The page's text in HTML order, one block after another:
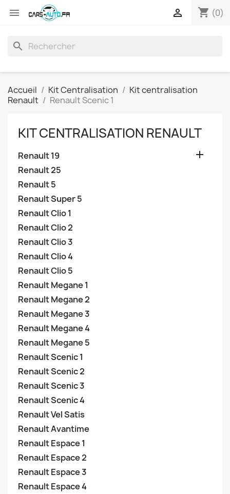
 shopping_cart (0)

search
Accueil Kit Centralisation
Kit centralisation
Renault
Renault Scenic 1
KIT CENTRALISATION RENAULT
Renault 19 
Renault 25
Renault 5
Renault Super 5
Renault Clio 1
Renault Clio 2
Renault Clio 3
Renault Clio 4
Renault Clio 5
Renault Megane 1
Renault Megane 2
Renault Megane 3
Renault Megane 4
Renault Megane 5
Renault Scenic 1
Renault Scenic 2
Renault Scenic 3
Renault Scenic 4
Renault Vel Satis
Renault Avantime
Renault Espace 1
Renault Espace 2
Renault Espace 3
Renault Espace 4